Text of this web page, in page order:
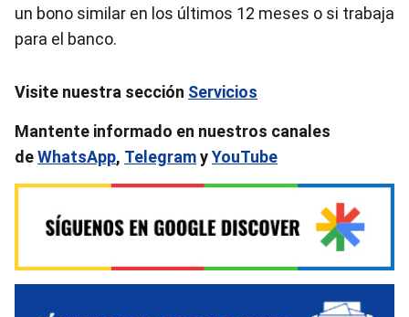
un bono similar en los últimos 12 meses o si trabaja
para el banco.
Visite nuestra sección Servicios
Mantente informado en nuestros canales
deWhatsApp, TelegramyYouTube